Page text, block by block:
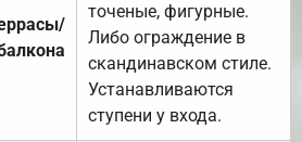
точеные, фигурные.
Либо ограждение в
скандинавском стиле.
Устанавливаются
ступени у входа.